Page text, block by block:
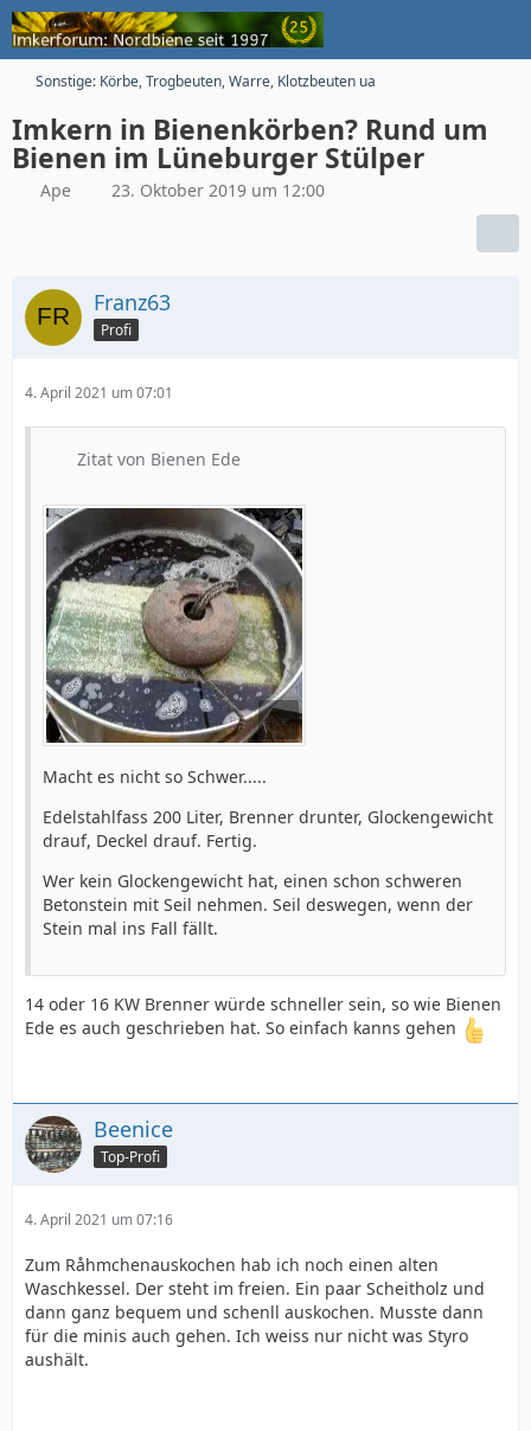
Sonstige: Körbe, Trogbeuten, Warre, Klotzbeuten ua
Imkern in Bienenkörben? Rund um
Bienen im Lüneburger Stülper
Ape 23. Oktober 2019 um 12:00
Franz63
Profi
4. April 2021 um 07:01
Zitat von Bienen Ede
Macht es nicht so Schwer.....
Edelstahlfass 200 Liter, Brenner drunter, Glockengewicht
drauf, Deckel drauf. Fertig.
Wer kein Glockengewicht hat, einen schon schweren
Betonstein mit Seil nehmen. Seil deswegen, wenn der
Stein mal ins Fall fällt.
14 oder 16 KW Brenner würde schneller sein, so wie Bienen
Ede es auch geschrieben hat. So einfach kanns gehen
Beenice
Top-Profi
4. April 2021 um 07:16
Zum Råhmchenauskochen hab ich noch einen alten
Waschkessel. Der steht im freien. Ein paar Scheitholz und
dann ganz bequem und schenll auskochen. Musste dann
für die minis auch gehen. Ich weiss nur nicht was Styro
aushält.